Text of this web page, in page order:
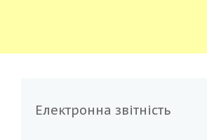
Електронна звітність